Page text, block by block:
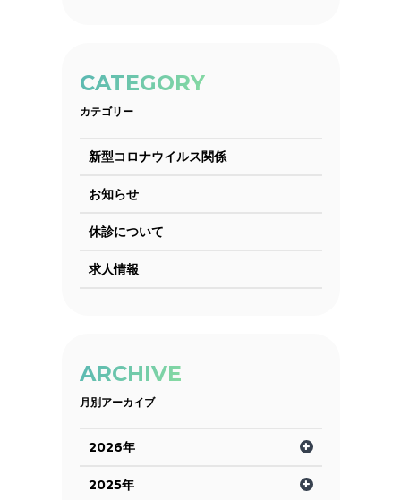
CATEGORY
カテゴリー
新型コロナウイルス関係
お知らせ
休診について
求人情報
ARCHIVE
月別アーカイブ
2026年
2025年